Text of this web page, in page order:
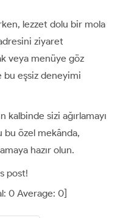
lezzet dolu bir mola
ziyaret
veya menüye göz
eşsiz deneyimi
kalbinde sizi ağırlamayı
bu özel mekânda,
hazır olun.
post!
0Average: 0]